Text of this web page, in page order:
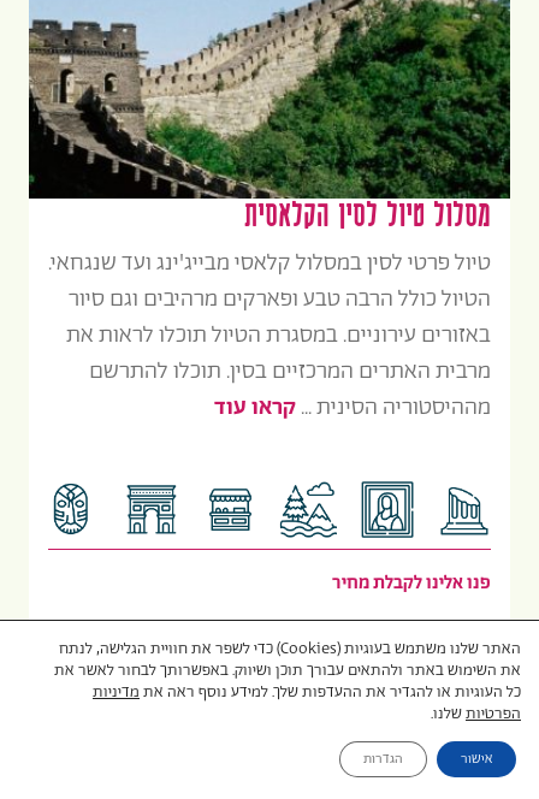
מסלול טיול לסין הקלאסית
טיול פרטי לסין במסלול קלאסי מבייג'ינג ועד שנגחאי.
הטיול כולל הרבה טבע ופארקים מרהיבים וגם סיור
באזורים עירוניים. במסגרת הטיול תוכלו לראות את
מרבית האתרים המרכזיים בסין. תוכלו להתרשם
מההיסטוריה הסינית ...קראו עוד
פנו אלינו לקבלת מחיר
טיולים פרטיים 18 ימים
האתר שלנו משתמש בעוגיות (Cookies) כדי לשפר את חוויית הגלישה, לנתח
את השימוש באתר ולהתאים עבורך תוכן ושיווק. באפשרותך לבחור לאשר את
כל העוגיות או להגדיר את ההעדפות שלך. למידע נוסף ראה אתמדיניות
הפרטיותשלנו.
אישור הגדרות